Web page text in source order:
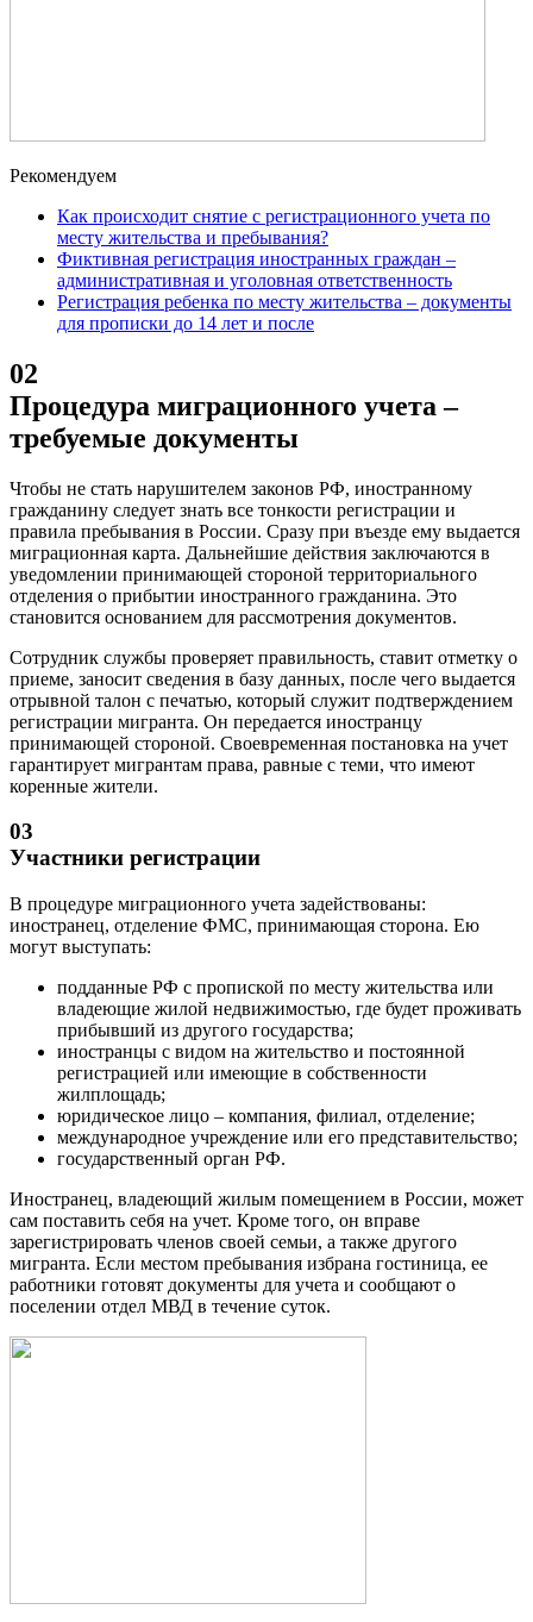
Рекомендуем
Как происходит снятие с регистрационного учета по
месту жительства и пребывания?
Фиктивная регистрация иностранных граждан –
административная и уголовная ответственность
Регистрация ребенка по месту жительства – документы
для прописки до 14 лет и после
02
Процедура миграционного учета –
требуемые документы
Чтобы не стать нарушителем законов РФ, иностранному
гражданину следует знать все тонкости регистрации и
правила пребывания в России. Сразу при въезде ему выдается
миграционная карта. Дальнейшие действия заключаются в
уведомлении принимающей стороной территориального
отделения о прибытии иностранного гражданина. Это
становится основанием для рассмотрения документов.
Сотрудник службы проверяет правильность, ставит отметку о
приеме, заносит сведения в базу данных, после чего выдается
отрывной талон с печатью, который служит подтверждением
регистрации мигранта. Он передается иностранцу
принимающей стороной. Своевременная постановка на учет
гарантирует мигрантам права, равные с теми, что имеют
коренные жители.
03
Участники регистрации
В процедуре миграционного учета задействованы:
иностранец, отделение ФМС, принимающая сторона. Ею
могут выступать:
подданные РФ с пропиской по месту жительства или
владеющие жилой недвижимостью, где будет проживать
прибывший из другого государства;
иностранцы с видом на жительство и постоянной
регистрацией или имеющие в собственности
жилплощадь;
юридическое лицо – компания, филиал, отделение;
международное учреждение или его представительство;
государственный орган РФ.
Иностранец, владеющий жилым помещением в России, может
сам поставить себя на учет. Кроме того, он вправе
зарегистрировать членов своей семьи, а также другого
мигранта. Если местом пребывания избрана гостиница, ее
работники готовят документы для учета и сообщают о
поселении отдел МВД в течение суток.